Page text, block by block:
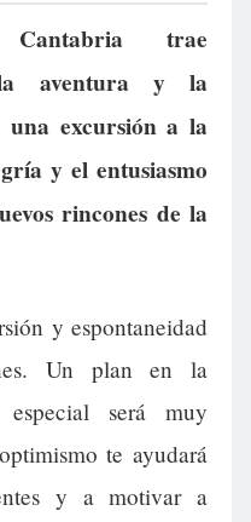
trae
la aventura y la
una excursión a la
y el entusiasmo
rincones de la
y espontaneidad
Un plan en la
será muy
te ayudará
y a motivar a